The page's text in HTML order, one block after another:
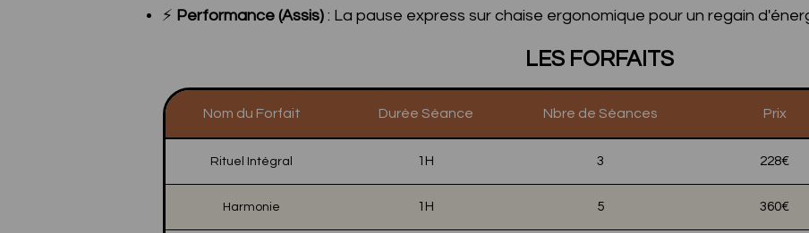
⚡ Performance (Assis) : La pause express sur chaise ergonomique pour un regain
LES FORFAITS
Nom du Forfait Durée Séance Nbre de Séances Prix
Rituel Intégral 1H 3 228€
Harmonie 1H 5 360€